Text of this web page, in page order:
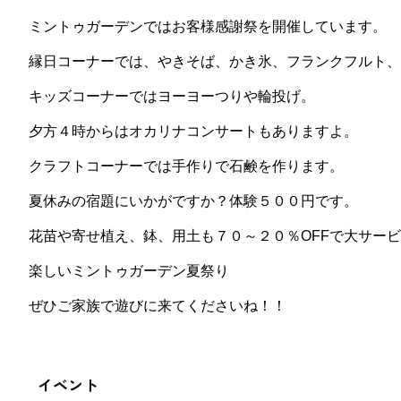
ミントゥガーデンではお客様感謝祭を開催しています。
縁日コーナーでは、やきそば、かき氷、フランクフルト、
キッズコーナーではヨーヨーつりや輪投げ。
夕方４時からはオカリナコンサートもありますよ。
クラフトコーナーでは手作りで石鹸を作ります。
夏休みの宿題にいかがですか？体験５００円です。
花苗や寄せ植え、鉢、用土も７０～２０％OFFで大サー
楽しいミントゥガーデン夏祭り
ぜひご家族で遊びに来てくださいね！！
イベント